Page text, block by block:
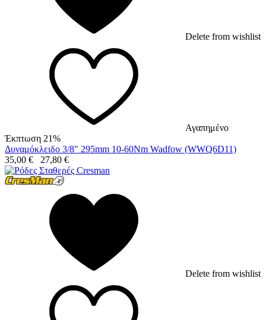
Delete from wishlist
Αγαπημένο
Έκπτωση 21%
Δυναμόκλειδο 3/8" 295mm 10-60Nm Wadfow (WWQ6D11)
35,00 € 27,80 €
Delete from wishlist